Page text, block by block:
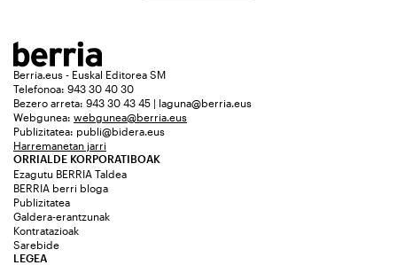
Berria.eus - Euskal Editorea SM
Telefonoa: 943 30 40 30
Bezero arreta: 943 30 43 45 | laguna@berria.eus
Webgunea: webgunea@berria.eus
Publizitatea: publi@bidera.eus
Harremanetan jarri
ORRIALDE KORPORATIBOAK
Ezagutu BERRIA Taldea
BERRIA berri bloga
Publizitatea
Galdera-erantzunak
Kontratazioak
Sarebide
LEGEA